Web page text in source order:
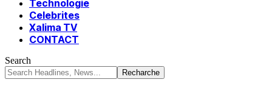
Technologie
Celebrites
Xalima TV
CONTACT
Search